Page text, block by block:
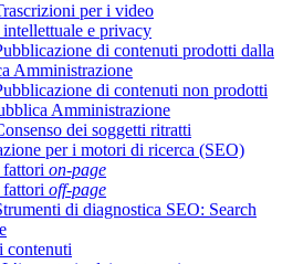
per i video
e privacy
di contenuti prodotti dalla
Amministrazione
di contenuti non prodotti
Amministrazione
dei soggetti ritratti
per i motori di ricerca (SEO)
on-page
off-page
di diagnostica SEO: Search
contenuti